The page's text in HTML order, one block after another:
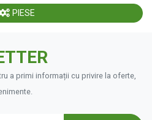
PIESE
a primi informații cu privire la oferte,